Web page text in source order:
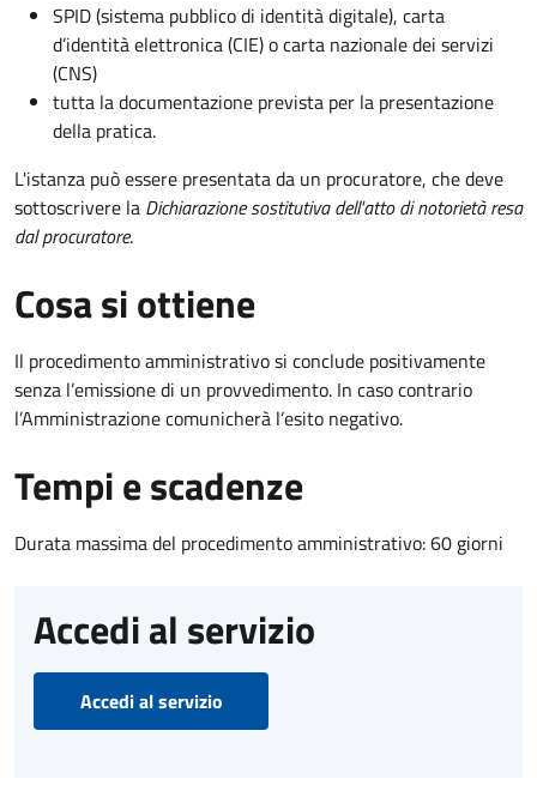
SPID (sistema pubblico di identità digitale), carta
d’identità elettronica (CIE) o carta nazionale dei servizi
(CNS)
tutta la documentazione prevista per la presentazione
della pratica.
L'istanza può essere presentata da un procuratore, che deve
sottoscrivere la Dichiarazione sostitutiva dell'atto di notorietà resa
dal procuratore.
Cosa si ottiene
Il procedimento amministrativo si conclude positivamente
senza l’emissione di un provvedimento. In caso contrario
l’Amministrazione comunicherà l’esito negativo.
Tempi e scadenze
Durata massima del procedimento amministrativo: 60 giorni
Accedi al servizio
Accedi al servizio